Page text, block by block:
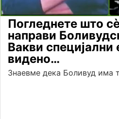
Погледнете што
направи
Вакви
видено…
Знаевме дека Боливуд има